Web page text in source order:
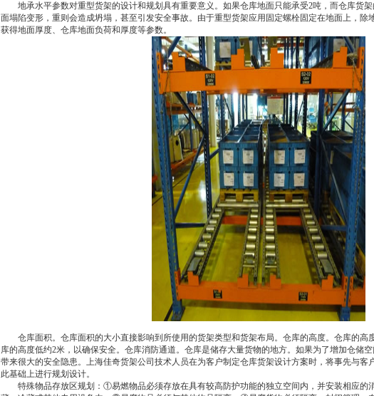
地承水平参数对重型货架的设计和规划具有重要意义。如果仓库地面只能承受2吨，而仓库货架
面塌陷变形，重则会造成坍塌，甚至引发安全事故。由于重型货架应用固定螺栓固定在地面上，除
获得地面厚度、仓库地面负荷和厚度等参数。
仓库面积。仓库面积的大小直接影响到所使用的货架类型和货架布局。仓库的高度。仓库的高
库的高度低约2米，以确保安全。仓库消防通道。仓库是储存大量货物的地方。如果为了增加仓储
带来很大的安全隐患。上海佳奇货架公司技术人员在为客户制定仓库货架设计方案时，将事先与客
此基础上进行规划设计。
特殊物品存放区规划：①易燃物品必须存放在具有较高防护功能的独立空间内，并安装相应的